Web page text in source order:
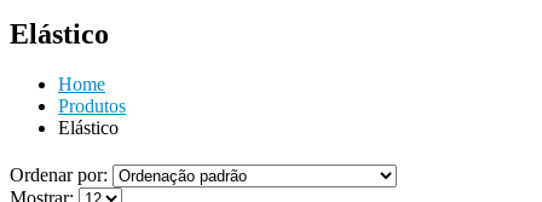
Elástico
Home
Produtos
Elástico
Ordenar por: